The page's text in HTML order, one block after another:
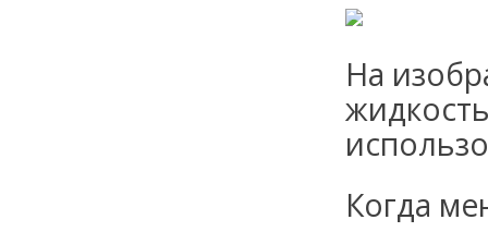
На
Когда